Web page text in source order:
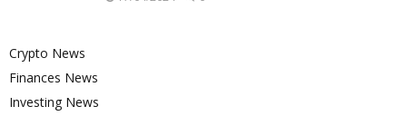
Crypto News
Finances News
Investing News